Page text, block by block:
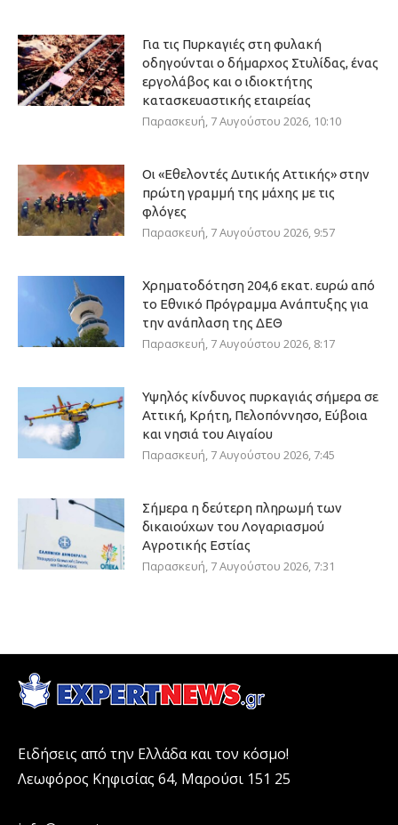
Για τις Πυρκαγιές στη φυλακή
οδηγούνται ο δήμαρχος Στυλίδας, ένας
εργολάβος και ο ιδιοκτήτης
κατασκευαστικής εταιρείας
Παρασκευή, 7 Αυγούστου 2026, 10:10
Οι «Εθελοντές Δυτικής Αττικής» στην
πρώτη γραμμή της μάχης με τις
φλόγες
Παρασκευή, 7 Αυγούστου 2026, 9:57
Χρηματοδότηση 204,6 εκατ. ευρώ από
το Εθνικό Πρόγραμμα Ανάπτυξης για
την ανάπλαση της ΔΕΘ
Παρασκευή, 7 Αυγούστου 2026, 8:17
Υψηλός κίνδυνος πυρκαγιάς σήμερα σε
Αττική, Κρήτη, Πελοπόννησο, Εύβοια
και νησιά του Αιγαίου
Παρασκευή, 7 Αυγούστου 2026, 7:45
Σήμερα η δεύτερη πληρωμή των
δικαιούχων του Λογαριασμού
Αγροτικής Εστίας
Παρασκευή, 7 Αυγούστου 2026, 7:31
Ειδήσεις από την Ελλάδα και τον κόσμο!
Λεωφόρος Κηφισίας 64, Μαρούσι 151 25